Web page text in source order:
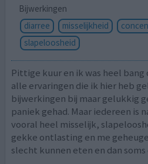
Bijwerkingen
diarree
misselijkheid
slapeloosheid
Pittige kuur en ik was heel
alle ervaringen die ik hier heb
bijwerkingen bij maar gelukkig
paniek gehad. Maar iedereen is
vooral heel misselijk,
gekke ontlasting en me
slecht kunnen eten en dan soms